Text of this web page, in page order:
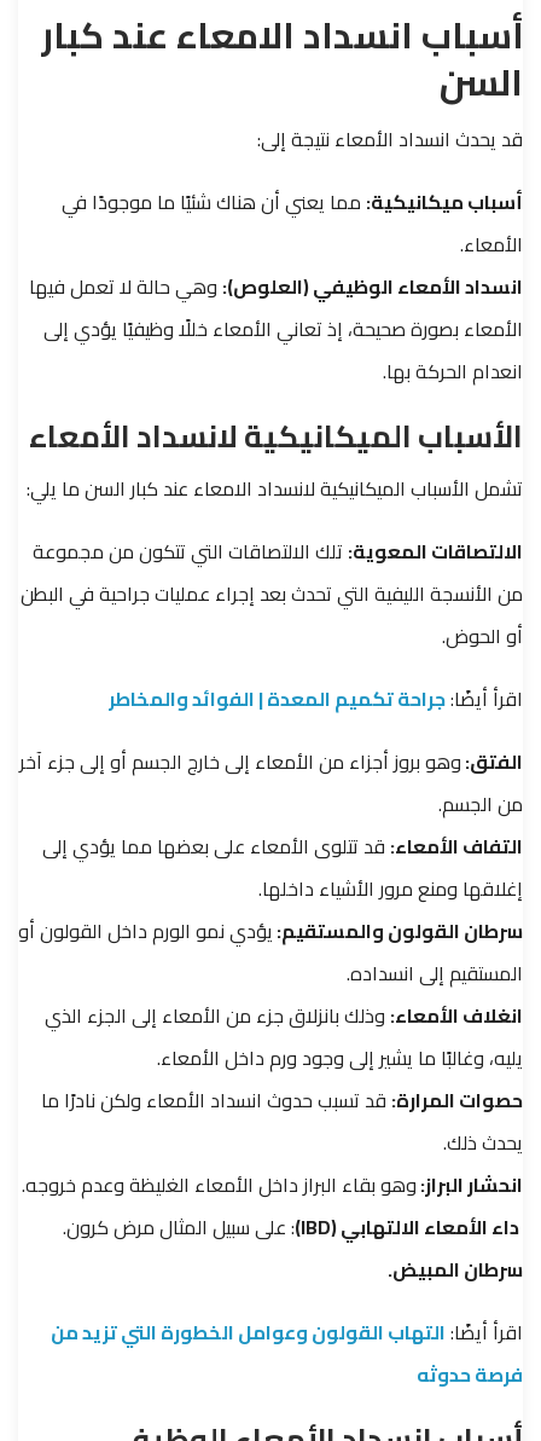
أسباب انسداد الامعاء عند كبار
السن
قد يحدث انسداد الأمعاء نتيجة إلى:
أسباب ميكانيكية: مما يعني أن هناك شئيًا ما موجودًا في
الأمعاء.
انسداد الأمعاء الوظيفي (العلوص): وهي حالة لا تعمل فيها
الأمعاء بصورة صحيحة، إذ تعاني الأمعاء خللًا وظيفيًا يؤدي إلى
انعدام الحركة بها.
الأسباب الميكانيكية لانسداد الأمعاء
تشمل الأسباب الميكانيكية لانسداد الامعاء عند كبار السن ما يلي:
الالتصاقات المعوية: تلك الالتصاقات التي تتكون من مجموعة
من الأنسجة الليفية التي تحدث بعد إجراء عمليات جراحية في البطن
أو الحوض.
اقرأ أيضًا:جراحة تكميم المعدة | الفوائد والمخاطر
الفتق:وهو بروز أجزاء من الأمعاء إلى خارج الجسم أو إلى جزء آخر
من الجسم.
التفاف الأمعاء: قد تتلوى الأمعاء على بعضها مما يؤدي إلى
إغلاقها ومنع مرور الأشياء داخلها.
سرطان القولون والمستقيم:يؤدي نمو الورم داخل القولون أو
المستقيم إلى انسداده.
انغلاف الأمعاء: وذلك بانزلاق جزء من الأمعاء إلى الجزء الذي
يليه، وغالبًا ما يشير إلى وجود ورم داخل الأمعاء.
حصوات المرارة: قد تسبب حدوث انسداد الأمعاء ولكن نادرًا ما
يحدث ذلك.
انحشار البراز:وهو بقاء البراز داخل الأمعاء الغليظة وعدم خروجه.
داء الأمعاء الالتهابي (IBD)
: على سبيل المثال مرض كرون.
سرطان المبيض.
اقرأ أيضًا:التهاب القولون وعوامل الخطورة التي تزيد من
فرصة حدوثه